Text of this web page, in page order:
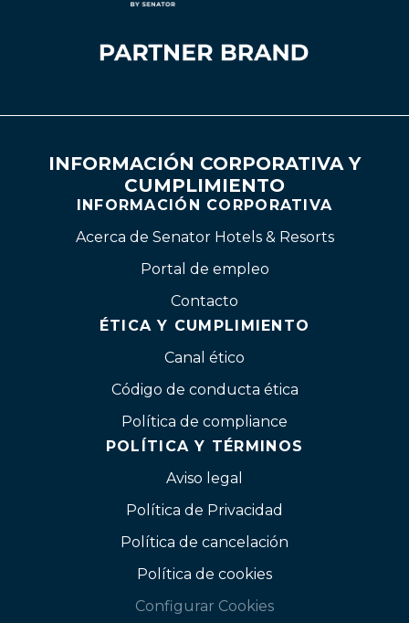
INFORMACIÓN CORPORATIVA Y
CUMPLIMIENTO
INFORMACIÓN CORPORATIVA
Acerca de Senator Hotels & Resorts
Portal de empleo
Contacto
ÉTICA Y CUMPLIMIENTO
Canal ético
Código de conducta ética
Política de compliance
POLÍTICA Y TÉRMINOS
Aviso legal
Política de Privacidad
Política de cancelación
Política de cookies
Configurar Cookies